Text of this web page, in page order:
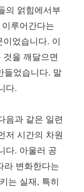
의 얽힘에서부
루어간다는
었습니다. 이
을 깨달으면
들었습니다. 말
다.
음과 같은 일련
저 시간의 차원
다. 아울러 공
라 변화한다는
는 실재, 특히